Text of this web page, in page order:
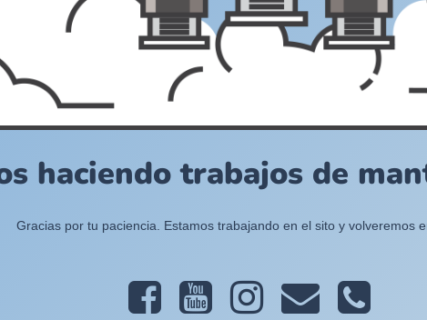
haciendo trabajos de
Gracias por tu paciencia. Estamos trabajando en el sito y volveremos